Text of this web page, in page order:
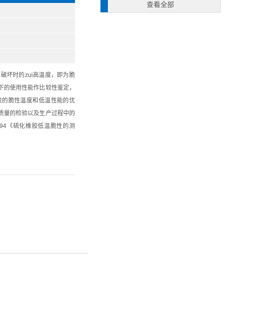
查看全部
坏时的zui高温度，即为脆
使用性能作比较性鉴定，
脆性温度和低温性能的优
量的检验以及生产过程中的
《硫化橡胶低温脆性的测